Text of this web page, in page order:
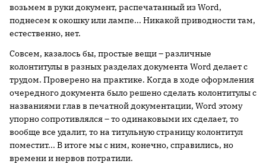
возьмем в руки документ, распечатанный из Word,
поднесем к окошку или лампе... Никакой приводности там,
естественно, нет.
Совсем, казалось бы, простые вещи – различные
колонтитулы в разных разделах документа Word делает с
трудом. Проверено на практике. Когда в ходе оформления
очередного документа было решено сделать колонтитулы с
названиями глав в печатной документации, Word этому
упорно сопротивлялся – то одинаковыми их сделает, то
вообще все удалит, то на титульную страницу колонтитул
поместит... В итоге мы с ним, конечно, справились, но
времени и нервов потратили.